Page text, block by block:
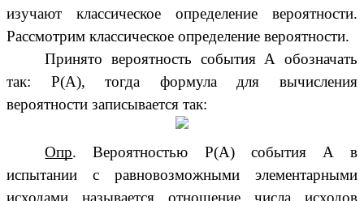
изучают классическое определение вероятности.
Рассмотрим классическое определение вероятности.
Принято вероятность события А
обозначать
так: Р(А),
тогда формула для вычисления
вероятности записывается так:
Опр. Вероятностью Р(А) события А в
испытании с равновозможными элементарными
исходами называется отношение числа исходов